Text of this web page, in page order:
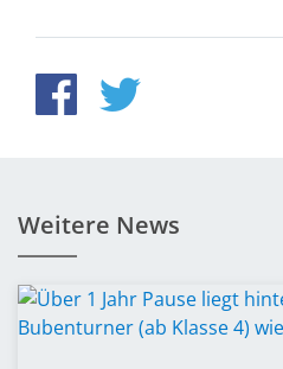
Weitere News